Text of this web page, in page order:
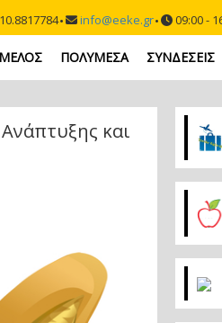
info@eeke.gr 09:00 -
ΠΟΛΥΜΕΣΑ ΣΥΝΔΕΣΕΙΣ
και